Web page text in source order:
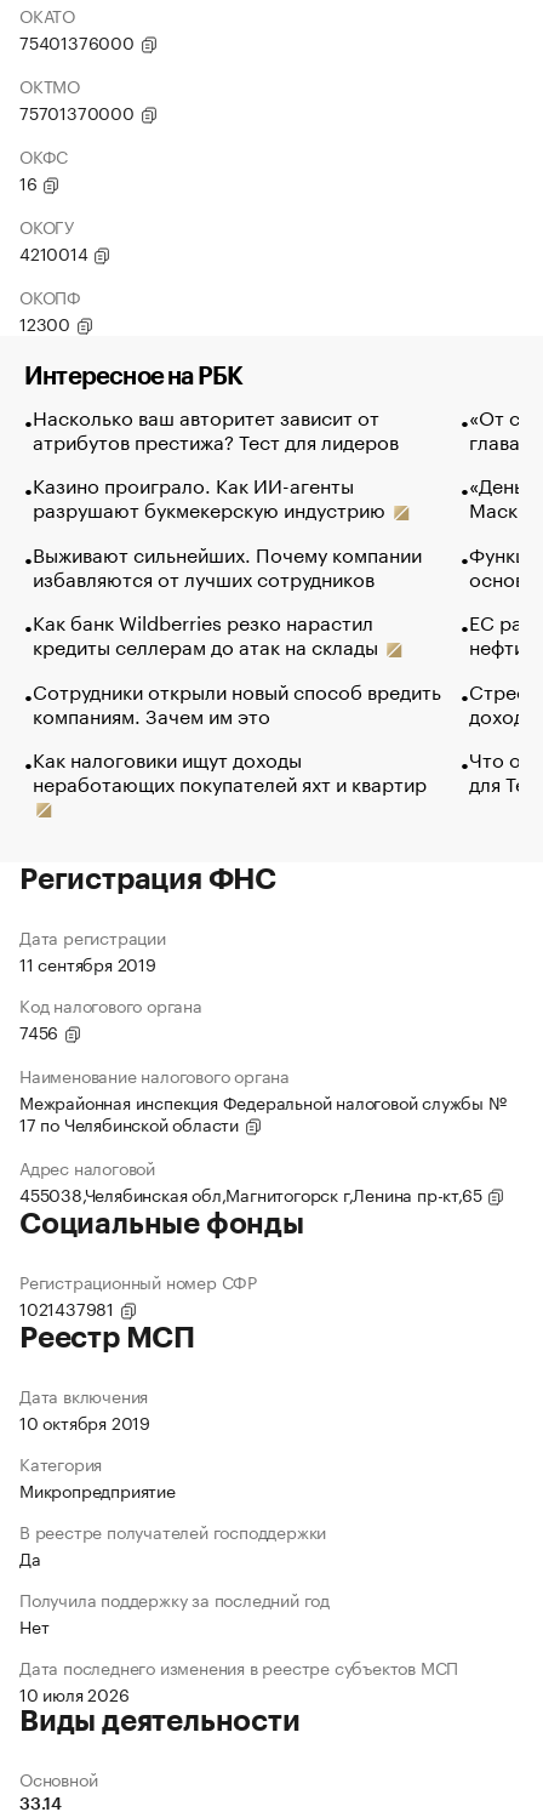
ОКАТО
75401376000
ОКТМО
75701370000
ОКФС
16
ОКОГУ
4210014
ОКОПФ
12300
Интересное на РБК
Насколько ваш авторитет зависит от
атрибутов престижа? Тест для лидеров
Казино проиграло. Как ИИ-агенты
разрушают букмекерскую индустрию
Выживают сильнейших. Почему компании
избавляются от лучших сотрудников
Как банк Wildberries резко нарастил
кредиты селлерам до атак на склады
Сотрудники открыли новый способ вредить
компаниям. Зачем им это
Как налоговики ищут доходы
неработающих покупателей яхт и квартир
«От
глава
Маск в
основ
ЕС
нефти
Что
для
Регистрация ФНС
Дата регистрации
11 сентября 2019
Код налогового органа
7456
Наименование налогового органа
Межрайонная инспекция Федеральной налоговой службы №
17 по Челябинской области
Адрес налоговой
455038,Челябинская обл,Магнитогорск г,Ленина пр-кт,65
Социальные фонды
Регистрационный номер СФР
1021437981
Реестр МСП
Дата включения
10 октября 2019
Категория
Микропредприятие
В реестре получателей господдержки
Да
Получила поддержку за последний год
Нет
Дата последнего изменения в реестре субъектов МСП
10 июля 2026
Виды деятельности
Основной
33.14